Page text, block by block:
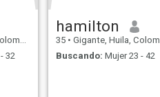
32
hamilton
35 • Gigante, Huila, Colombia
Buscando: Mujer 23 - 42